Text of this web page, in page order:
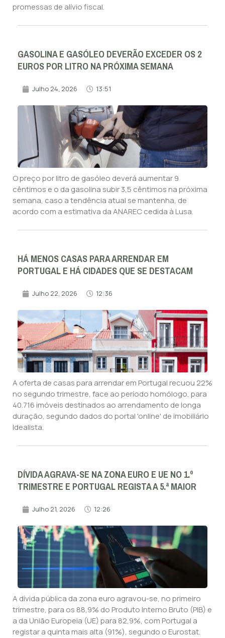
promessas de alívio fiscal.
GASOLINA E GASÓLEO DEVERÃO EXCEDER OS 2
EUROS POR LITRO NA PRÓXIMA SEMANA
Julho 24, 2026 13:51
O preço por litro de gasóleo deverá aumentar 9
cêntimos e o da gasolina subir 3,5 cêntimos na próxima
semana, caso a tendência atual se mantenha, de
acordo com a estimativa da ANAREC cedida à Lusa.
HÁ MENOS CASAS PARA ARRENDAR EM
PORTUGAL E HÁ CIDADES QUE SE DESTACAM
Julho 22, 2026 12:36
A oferta de casas para arrendar em Portugal recuou 22%
no segundo trimestre, face ao período homólogo, para
40.716 imóveis destinados ao arrendamento de longa
duração, segundo dados do portal 'online' de imobiliário
Idealista.
DÍVIDA AGRAVA-SE NA ZONA EURO E UE NO 1.º
TRIMESTRE E PORTUGAL REGISTA A 5.ª MAIOR
Julho 21, 2026 12:26
A dívida pública da zona euro agravou-se, no primeiro
trimestre, para os 88,9% do Produto Interno Bruto (PIB) e
a da União Europeia (UE) para 82,9%, com Portugal a
registar a quinta mais alta (91%), segundo o Eurostat.